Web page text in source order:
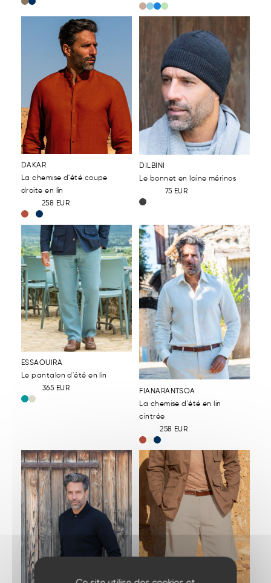
DAKAR
La chemise d'été coupe
droite en lin
258 EUR
DILBINI
Le bonnet en laine mérinos
75 EUR
ESSAOUIRA
Le pantalon d'été en lin
365 EUR
FIANARANTSOA
La chemise d'été en lin
cintrée
258 EUR